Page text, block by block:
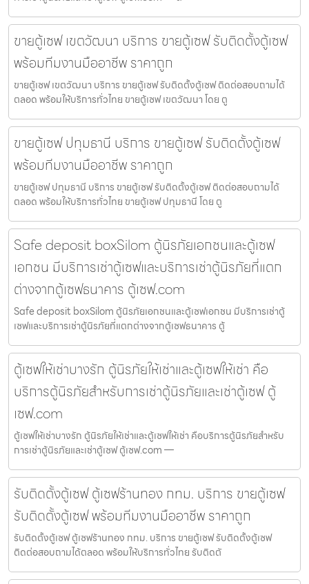
ขายตู้เซฟ เขตวัฒนา บริการ ขายตู้เซฟ รับติดตั้งตู้เซฟ
พร้อมทีมงานมืออาชีพ ราคาถูก
ขายตู้เซฟ เขตวัฒนา บริการ ขายตู้เซฟ รับติดตั้งตู้เซฟ ติดต่อสอบถามได้
ตลอด พร้อมให้บริการทั่วไทย ขายตู้เซฟ เขตวัฒนา โดย ตู
ขายตู้เซฟ ปทุมธานี บริการ ขายตู้เซฟ รับติดตั้งตู้เซฟ
พร้อมทีมงานมืออาชีพ ราคาถูก
ขายตู้เซฟ ปทุมธานี บริการ ขายตู้เซฟ รับติดตั้งตู้เซฟ ติดต่อสอบถามได้
ตลอด พร้อมให้บริการทั่วไทย ขายตู้เซฟ ปทุมธานี โดย ตู
Safe deposit boxSilom ตู้นิรภัยเอกชนและตู้เซฟ
เอกชน มีบริการเช่าตู้เซฟและบริการเช่าตู้นิรภัยที่แตก
ต่างจากตู้เซฟธนาคาร ตู้เซฟ.com
Safe deposit boxSilom ตู้นิรภัยเอกชนและตู้เซฟเอกชน มีบริการเช่าตู้
เซฟและบริการเช่าตู้นิรภัยที่แตกต่างจากตู้เซฟธนาคาร ตู้
ตู้เซฟให้เช่าบางรัก ตู้นิรภัยให้เช่าและตู้เซฟให้เช่า คือ
บริการตู้นิรภัยสำหรับการเช่าตู้นิรภัยและเช่าตู้เซฟ ตู้
เซฟ.com
ตู้เซฟให้เช่าบางรัก ตู้นิรภัยให้เช่าและตู้เซฟให้เช่า คือบริการตู้นิรภัยสำหรับ
การเช่าตู้นิรภัยและเช่าตู้เซฟ ตู้เซฟ.com —
รับติดตั้งตู้เซฟ ตู้เซฟร้านทอง กทม. บริการ ขายตู้เซฟ
รับติดตั้งตู้เซฟ พร้อมทีมงานมืออาชีพ ราคาถูก
รับติดตั้งตู้เซฟ ตู้เซฟร้านทอง กทม. บริการ ขายตู้เซฟ รับติดตั้งตู้เซฟ
ติดต่อสอบถามได้ตลอด พร้อมให้บริการทั่วไทย รับติดตั